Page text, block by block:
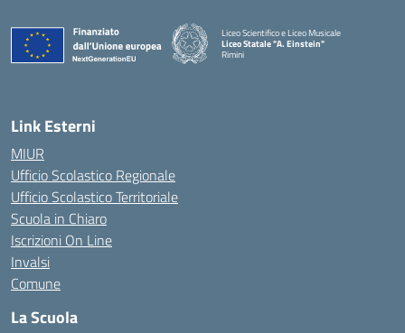
Liceo Scientifico e Liceo Musicale
Liceo Statale "A. Einstein"
Rimini
Link Esterni
MIUR
Ufficio Scolastico Regionale
Ufficio Scolastico Territoriale
Scuola in Chiaro
Iscrizioni On Line
Invalsi
Comune
La Scuola